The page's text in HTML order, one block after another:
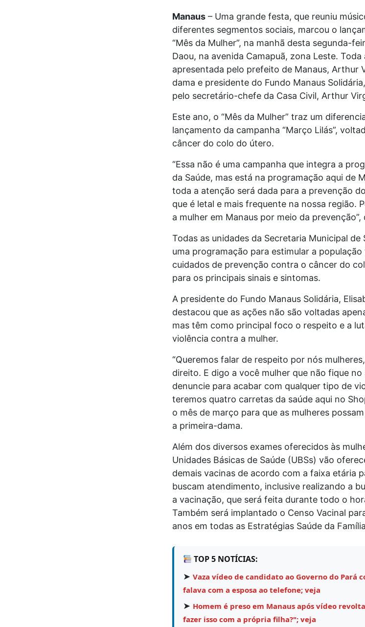
Manaus– Uma grande festa, que reuniu
diferentes segmentos sociais, marcou o
“Mês da Mulher”, na manhã desta segunda-
Daou, na avenida Camapuã, zona Leste.
apresentada pelo prefeito de Manaus, Arthur
dama e presidente do Fundo Manaus
pelo secretário-chefe da Casa Civil, Arthur
Este ano, o “Mês da Mulher” traz um
lançamento da campanha “Março Lilás”,
câncer do colo do útero.
“Essa não é uma campanha que integra a
da Saúde, mas está na programação aqui de
toda a atenção será dada para a prevenção
que é letal e mais frequente na nossa região.
a mulher em Manaus por meio da
Todas as unidades da Secretaria Municipal de
uma programação para estimular a
cuidados de prevenção contra o câncer do
para os principais sinais e sintomas.
A presidente do Fundo Manaus Solidária,
destacou que as ações não são voltadas
mas têm como principal foco o respeito e a
violência contra a mulher.
“Queremos falar de respeito por nós
direito. E digo a você mulher que não fique
denuncie para acabar com qualquer tipo de
teremos quatro carretas da saúde aqui no
o mês de março para que as mulheres
a primeira-dama.
Além dos diversos exames oferecidos às
Unidades Básicas de Saúde (UBSs) vão
demais vacinas de acordo com a faixa etária
buscam atendimento, inclusive realizando a
a vacinação, que será feita durante todo o
Também será implantado o Censo Vacinal
anos em todas as Estratégias Saúde da
TOP 5 NOTÍCIAS:
➤ Vaza vídeo de candidato ao Governo do Pará
falava com a esposa ao telefone; veja
➤ Homem é preso em Manaus após vídeo
fazer isso com a própria filha?"; veja